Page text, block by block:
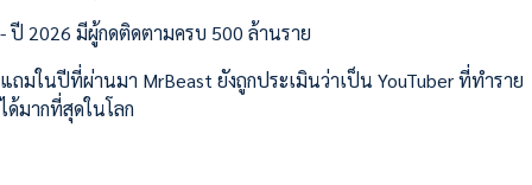
- ปี 2026 มีผู้กดติดตามครบ 500 ล้านราย
แถมในปีที่ผ่านมา MrBeast ยังถูกประเมินว่าเป็น YouTuber ที่ทำราย
ได้มากที่สุดในโลก